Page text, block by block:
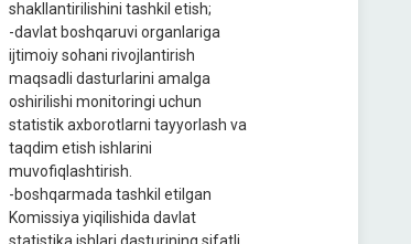
shakllantirilishini tashkil etish;
-davlat boshqaruvi organlariga
ijtimoiy sohani rivojlantirish
maqsadli dasturlarini amalga
oshirilishi monitoringi uchun
statistik axborotlarni tayyorlash va
taqdim etish ishlarini
muvofiqlashtirish.
-boshqarmada tashkil etilgan
Komissiya yiqilishida davlat